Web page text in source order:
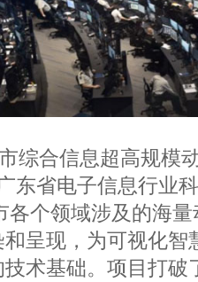
综合信息超高规模
东省电子信息行业
各个领域涉及的海
呈现，为可视化智
术基础。项目打